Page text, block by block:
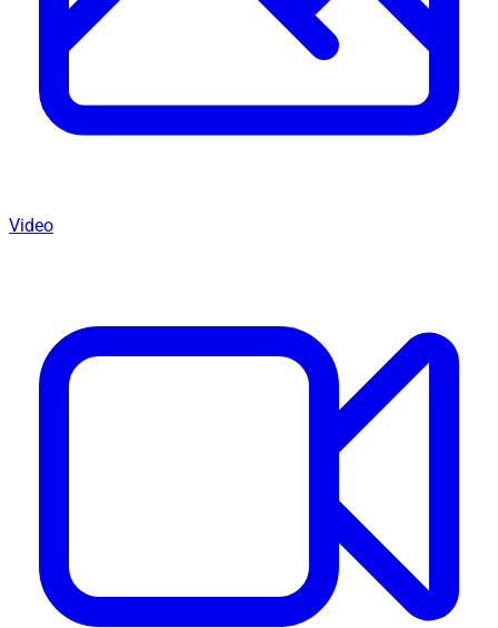
Video